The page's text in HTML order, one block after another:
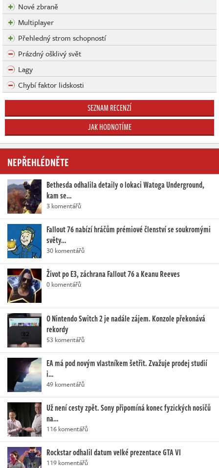
Nové zbraně
Multiplayer
Přehledný strom schopností
Prázdný ošklivý svět
Lagy
Chybí faktor lidskosti
SEZNAM RECENZÍ
JAK HODNOTÍME
NEPŘEHLÉDNĚTE
Bethesda odhalila detaily o lokaci Watoga Underground,
kam se…
3 komentářů
Fallout 76 nabízí hráčům prémiové členství se soukromými
světy…
30 komentářů
Život po E3, záchrana Fallout 76 a Keanu Reeves
0 komentářů
O Nintendo Switch 2 je nadále zájem. Konzole překonává
rekordy
53 komentářů
EA má pod novým vlastníkem šetřit. Zvažuje prodej studií
i…
49 komentářů
Už není cesty zpět. Sony připomíná konec fyzických nosičů
na…
116 komentářů
Rockstar odhalil datum velké prezentace GTA VI
119 komentářů